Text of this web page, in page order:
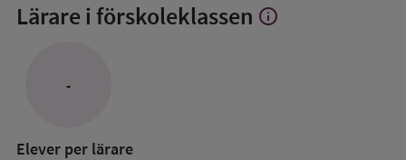
Lärare i förskoleklassen Visa
info
-
Elever per lärare